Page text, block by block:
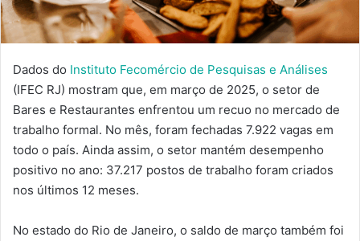
Dados do Instituto Fecomércio de Pesquisas e Análises
(IFEC RJ) mostram que, em março de 2025, o setor de
Bares e Restaurantes enfrentou um recuo no mercado de
trabalho formal. No mês, foram fechadas 7.922 vagas em
todo o país. Ainda assim, o setor mantém desempenho
positivo no ano: 37.217 postos de trabalho foram criados
nos últimos 12 meses.
No estado do Rio de Janeiro, o saldo de março também foi